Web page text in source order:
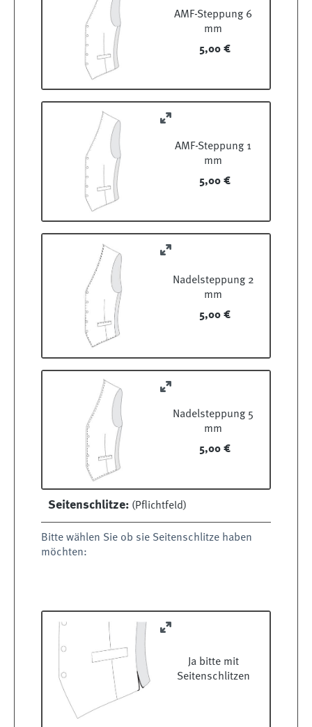
AMF-Steppung 6
mm
5,00 €
AMF-Steppung 1
mm
5,00 €
Nadelsteppung 2
mm
5,00 €
Nadelsteppung 5
mm
5,00 €
Seitenschlitze: (Pflichtfeld)
Bitte wählen Sie ob sie Seitenschlitze haben
möchten:
Ja bitte mit
Seitenschlitzen